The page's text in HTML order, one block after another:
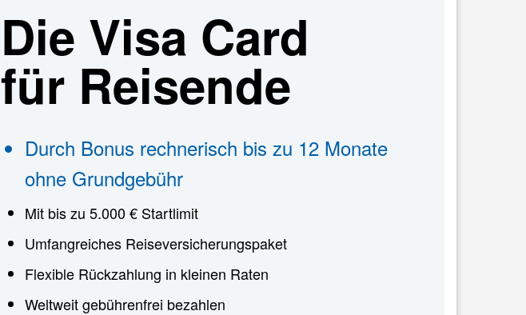
Die Visa Card
für Reisende
Durch Bonus rechnerisch bis zu 12 Monate
ohne Grundgebühr
Mit bis zu 5.000 € Startlimit
Umfangreiches Reiseversicherungspaket
Flexible Rückzahlung in kleinen Raten
Weltweit gebührenfrei bezahlen